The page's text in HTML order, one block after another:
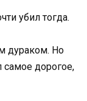
убил тогда.
дураком. Но
самое дорогое,